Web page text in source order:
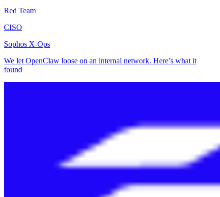
Red Team
CISO
Sophos X-Ops
We let OpenClaw loose on an internal network. Here’s what it
found